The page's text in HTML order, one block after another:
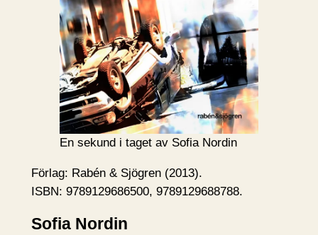
En sekund i taget av Sofia Nordin
Förlag: Rabén & Sjögren (2013).
ISBN: 9789129686500, 9789129688788.
Sofia Nordin